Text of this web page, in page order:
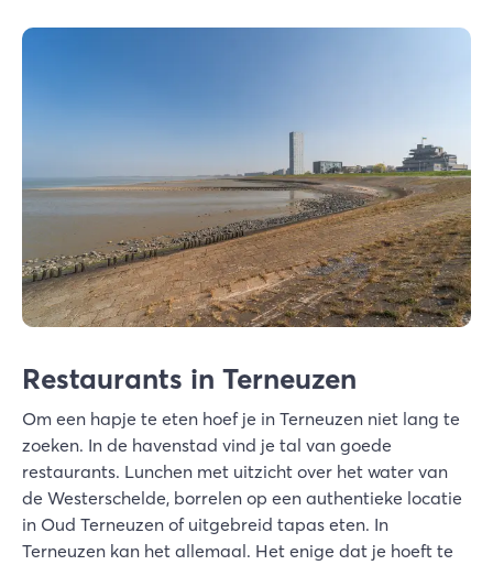
Restaurants in Terneuzen
Om een hapje te eten hoef je in Terneuzen niet lang te
zoeken. In de havenstad vind je tal van goede
restaurants. Lunchen met uitzicht over het water van
de Westerschelde, borrelen op een authentieke locatie
in Oud Terneuzen of uitgebreid tapas eten. In
Terneuzen kan het allemaal. Het enige dat je hoeft te